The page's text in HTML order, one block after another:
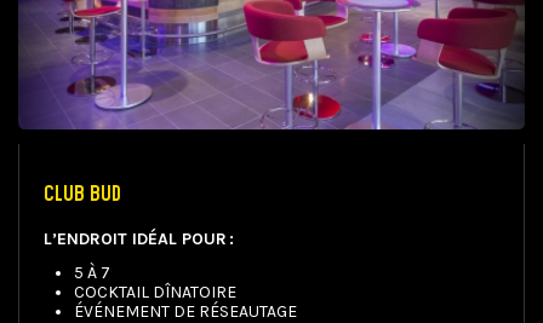
CLUB BUD
L’ENDROIT IDÉAL POUR :
5 À 7
COCKTAIL DÎNATOIRE
ÉVÉNEMENT DE RÉSEAUTAGE